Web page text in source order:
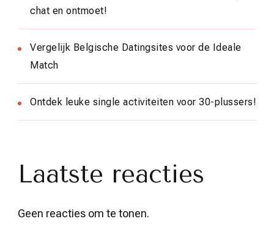
chat en ontmoet!
Vergelijk Belgische Datingsites voor de Ideale
Match
Ontdek leuke single activiteiten voor 30-plussers!
Laatste reacties
Geen reacties om te tonen.